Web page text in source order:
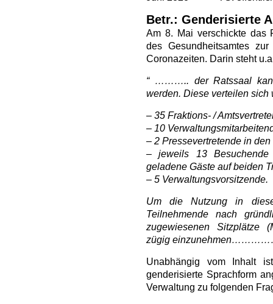
Betr.: Genderisierte
Am 8. Mai verschickte das
des Gesundheitsamtes
Coronazeiten. Darin steht
“ ……….. der Ratssaal
werden. Diese verteilen sich
– 35 Fraktions- /
– 10
– 2 Pressevertretende in
– jeweils 13 Besuchende
geladene Gäste auf beiden
– 5 Verwaltungsvorsitzende.
Um die Nutzung in
Teilnehmende nach
zugewiesenen Sitzplätze
zügig
Unabhängig vom Inhalt
genderisierte Sprachform
Verwaltung zu folgenden